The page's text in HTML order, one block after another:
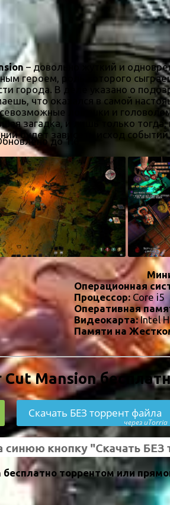
– довольно жуткий и
героем, роль которого
города. В деле указано о
что оказался в самой
ловушки и
загадка, и лишь только
будет зависеть исход
до 1.6
Операционная
Процессор: Core i5
Оперативная
Видеокарта:Intel
Памяти на
Cut Mansion
Скачать БЕЗ торрент файла
через uTorria
торрентом или